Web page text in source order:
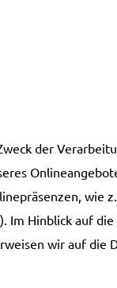
der
wie
Im Hinblick auf
wir auf die